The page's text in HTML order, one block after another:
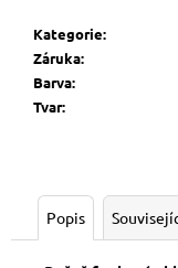
Kategorie:
Záruka:
Barva:
Tvar:
Popis
PEŘÍČKA
NA
SKŘIPCI
HAN
DESIGN